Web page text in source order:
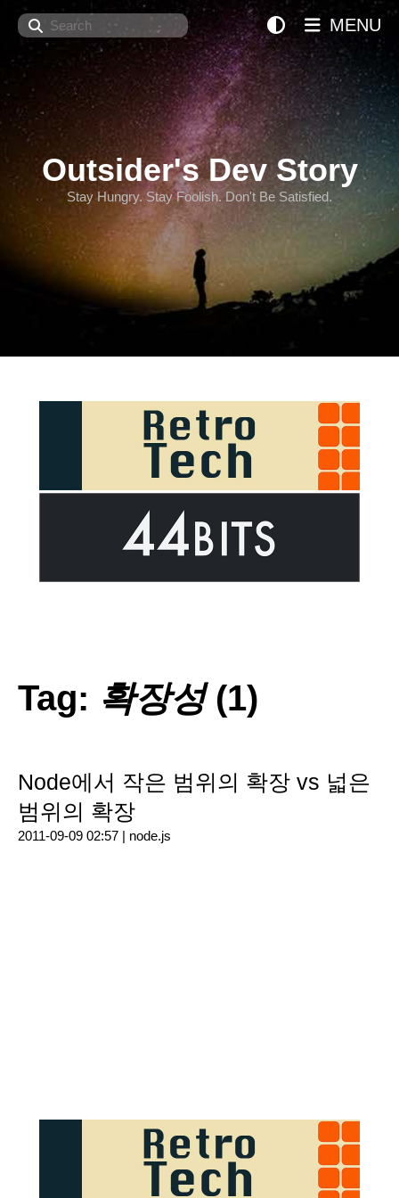
Search
Outsider's Dev Story
Stay Hungry. Stay Foolish. Don't Be Satisfied.
MENU
Tag: 확장성(1)
Node에서 작은 범위의 확장 vs 넓은
범위의 확장
2011-09-09 02:57 | node.js